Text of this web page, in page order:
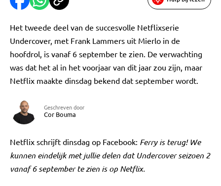
Het tweede deel van de succesvolle Netflixserie
Undercover, met Frank Lammers uit Mierlo in de
hoofdrol, is vanaf 6 september te zien. De verwachting
was dat het al in het voorjaar van dit jaar zou zijn, maar
Netflix maakte dinsdag bekend dat september wordt.
Geschreven door
Cor Bouma
Netflix schrijft dinsdag op Facebook: Ferry is terug! We
kunnen eindelijk met jullie delen dat Undercover seizoen 2
vanaf 6 september te zien is op Netflix.